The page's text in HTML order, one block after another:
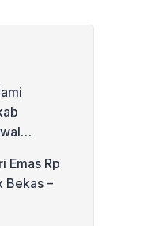
Emas Rp
Bekas –